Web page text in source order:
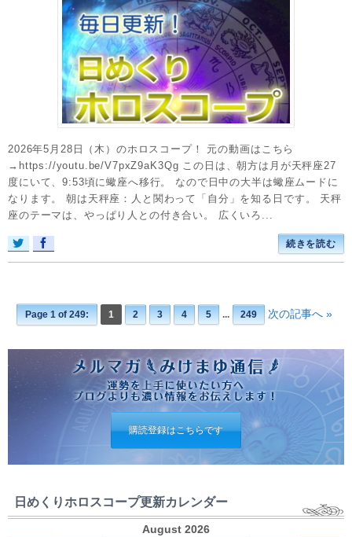
2026年5月28日（木）のホロスコープ！ 元の動画はこちら
→https://youtu.be/V7pxZ9aK3Qg この日は、朝方は月が天秤座27
度にいて、9:53頃に蠍座へ移行。 なので日中の大半は蠍座ムードに
なります。 朝は天秤座：人と関わって「自分」を知る日です。 天秤
座のテーマは、やっぱり人との付き合い。 広くいろ...
続きを読む
Page 1 of 249: 1 2 3 4 5 ... 249 次の記事へ »
購読登録はこちらです
日めくりホロスコープ更新カレンダー
August 2026